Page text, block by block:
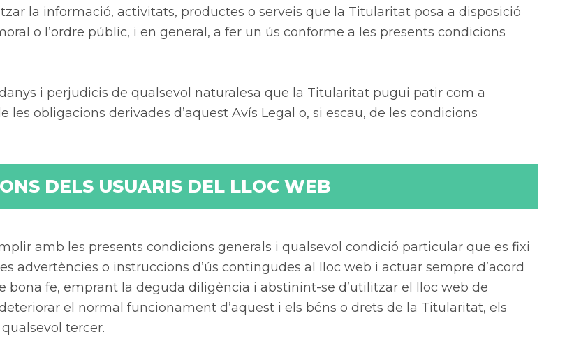
la informació, activitats, productes o serveis que la Titularitat posa a disposició
o l’ordre públic, i en general, a fer un ús conforme a les presents condicions
i perjudicis de qualsevol naturalesa que la Titularitat pugui patir com a
obligacions derivades d’aquest Avís Legal o, si escau, de les condicions
DELS USUARIS DEL LLOC WEB
amb les presents condicions generals i qualsevol condició particular que es fixi
advertències o instruccions d’ús contingudes al lloc web i actuar sempre d’acord
bona fe, emprant la deguda diligència i abstinint-se d’utilitzar el lloc web de
el normal funcionament d’aquest i els béns o drets de la Titularitat, els
tercer.